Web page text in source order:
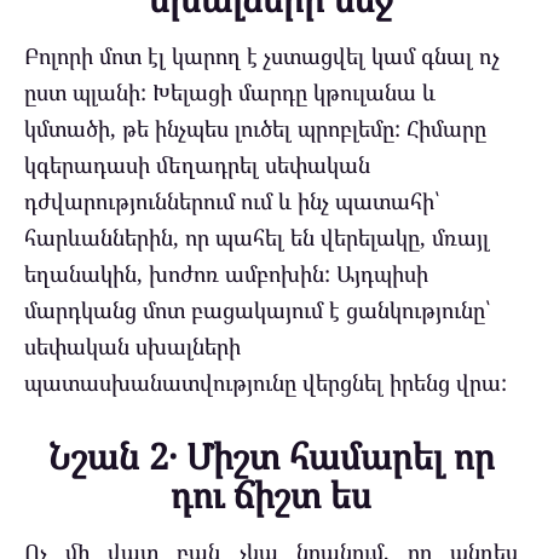
Բոլորի մոտ էլ կարող է չստացվել կամ գնալ ոչ
ըստ պլանի: Խելացի մարդը կթուլանա և
կմտածի, թե ինչպես լուծել պրոբլեմը: Հիմարը
կգերադասի մեղադրել սեփական
դժվարություններում ում և ինչ պատահի՝
հարևաններին, որ պահել են վերելակը, մռայլ
եղանակին, խոժոռ ամբոխին: Այդպիսի
մարդկանց մոտ բացակայում է ցանկությունը՝
սեփական սխալների
պատասխանատվությունը վերցնել իրենց վրա:
Նշան 2․ Միշտ համարել որ
դու ճիշտ ես
Ոչ մի վատ բան չկա նրանում, որ պնդես